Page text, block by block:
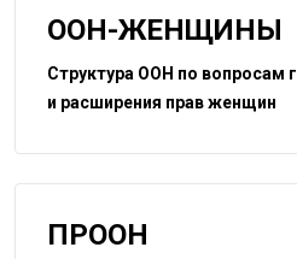
ООН-ЖЕНЩИНЫ
Структура ООН по вопросам
и расширения прав женщин
ПРООН